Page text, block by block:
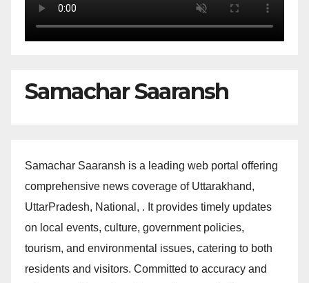
Samachar Saaransh
Samachar Saaransh is a leading web portal offering
comprehensive news coverage of Uttarakhand,
UttarPradesh, National, . It provides timely updates
on local events, culture, government policies,
tourism, and environmental issues, catering to both
residents and visitors. Committed to accuracy and